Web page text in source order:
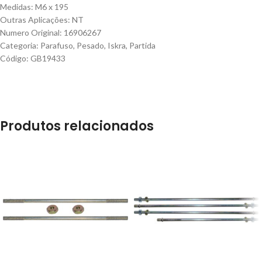
Medidas: M6 x 195
Outras Aplicações: NT
Numero Original: 16906267
Categoria: Parafuso, Pesado, Iskra, Partida
Código: GB19433
Produtos relacionados